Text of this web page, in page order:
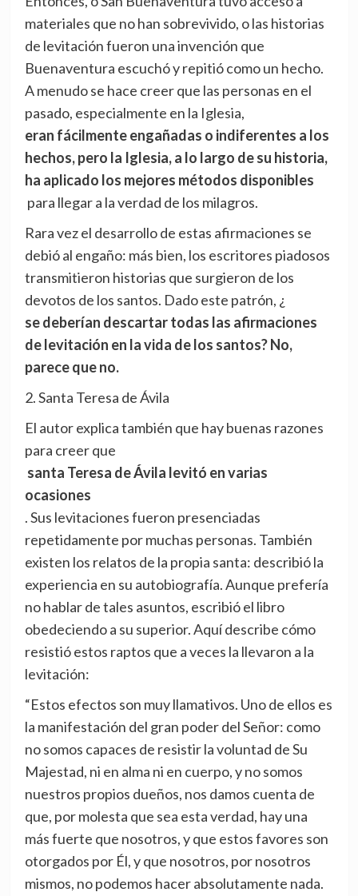
materiales que no han sobrevivido, o las historias
de levitación fueron una invención que
Buenaventura escuchó y repitió como un hecho.
A menudo se hace creer que las personas en el
pasado, especialmente en la Iglesia,
eran fácilmente engañadas o indiferentes a los
hechos, pero la Iglesia, a lo largo de su historia,
ha aplicado los mejores métodos disponibles
para llegar a la verdad de los milagros.
Rara vez el desarrollo de estas afirmaciones se
debió al engaño: más bien, los escritores piadosos
transmitieron historias que surgieron de los
devotos de los santos. Dado este patrón, ¿
se deberían descartar todas las afirmaciones
de levitación en la vida de los santos? No,
parece que no.
2. Santa Teresa de Ávila
El autor explica también que hay buenas razones
para creer que
santa Teresa de Ávila levitó en varias
ocasiones
. Sus levitaciones fueron presenciadas
repetidamente por muchas personas. También
existen los relatos de la propia santa: describió la
experiencia en su autobiografía. Aunque prefería
no hablar de tales asuntos, escribió el libro
obedeciendo a su superior. Aquí describe cómo
resistió estos raptos que a veces la llevaron a la
levitación:
“Estos efectos son muy llamativos. Uno de ellos es
la manifestación del gran poder del Señor: como
no somos capaces de resistir la voluntad de Su
Majestad, ni en alma ni en cuerpo, y no somos
nuestros propios dueños, nos damos cuenta de
que, por molesta que sea esta verdad, hay una
más fuerte que nosotros, y que estos favores son
otorgados por Él, y que nosotros, por nosotros
mismos, no podemos hacer absolutamente nada.